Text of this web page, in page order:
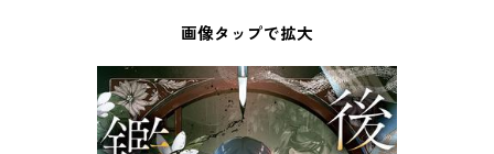
画像タップで拡大